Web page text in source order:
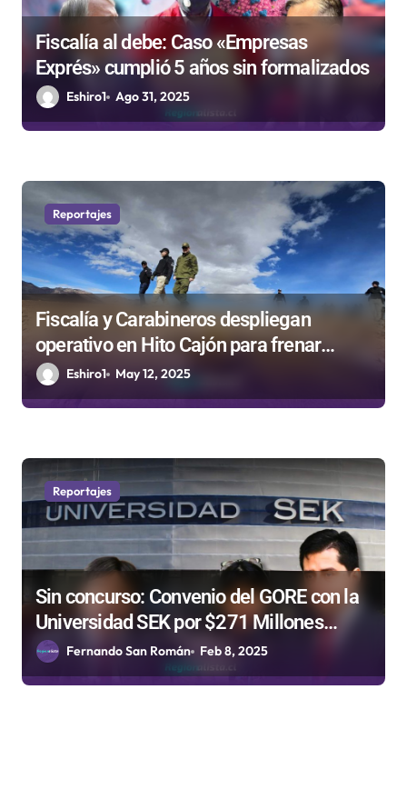
r
d
s
Fiscalía al debe: Caso «Empresas
Exprés» cumplió 5 años sin formalizados
Eshiro1 Ago 31, 2025
Reportajes
Fiscalía y Carabineros despliegan
operativo en Hito Cajón para frenar
tráfico de drogas y contrabando en
Antofagasta
Eshiro1 May 12, 2025
Reportajes
Sin concurso: Convenio del GORE con la
Universidad SEK por $271 Millones
involucra a exministra Javiera Blanco y a
asesoras del senador Pedro Araya
Fernando San Román Feb 8, 2025